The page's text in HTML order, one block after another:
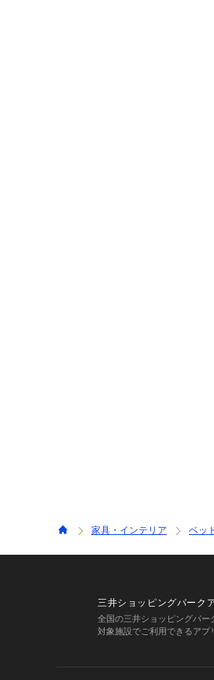
家具・インテリア ベッ
三井ショッピングパーク
全国の三井ショッピングパー
対象施設でご利用できるアプ